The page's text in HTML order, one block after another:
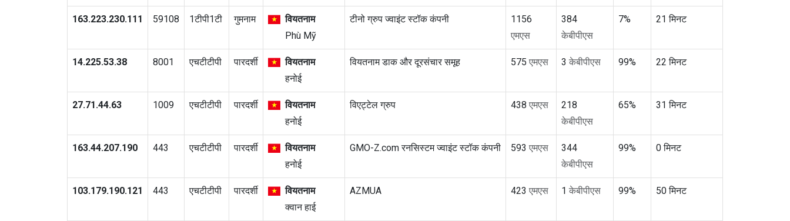
163.223.230.111 59108 1टीपी1टी गुमनाम
वियतनाम
Phù Mỹ
टीनो ग्रुप ज्वाइंट स्टॉक कंपनी
1156
एमएस
384
केबीपीएस
7% 21 मिनट
14.225.53.38 8001 एचटीटीपी पारदर्शी
वियतनाम
हनोई
वियतनाम डाक और दूरसंचार समूह 575 एमएस 3 केबीपीएस 99% 22 मिनट
27.71.44.63 1009 एचटीटीपी पारदर्शी
वियतनाम
हनोई
विएट्टेल ग्रुप 438 एमएस
218
केबीपीएस
65% 31 मिनट
163.44.207.190 443 एचटीटीपी पारदर्शी
वियतनाम
हनोई
GMO-Z.com रनसिस्टम ज्वाइंट स्टॉक कंपनी 593 एमएस
344
केबीपीएस
99% 0 मिनट
103.179.190.121 443 एचटीटीपी पारदर्शी
वियतनाम
क्वान हाई
AZMUA 423 एमएस 1 केबीपीएस 99% 50 मिनट